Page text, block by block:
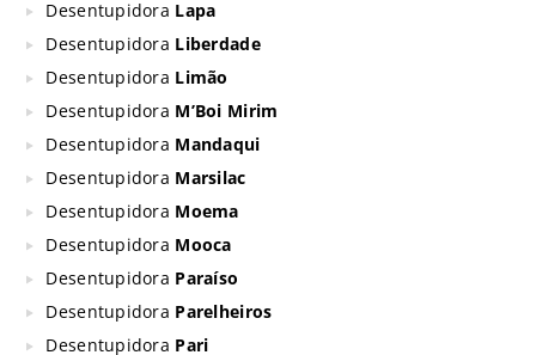
Desentupidora Lapa
Desentupidora Liberdade
Desentupidora Limão
Desentupidora M’Boi Mirim
Desentupidora Mandaqui
Desentupidora Marsilac
Desentupidora Moema
Desentupidora Mooca
Desentupidora Paraíso
Desentupidora Parelheiros
Desentupidora Pari